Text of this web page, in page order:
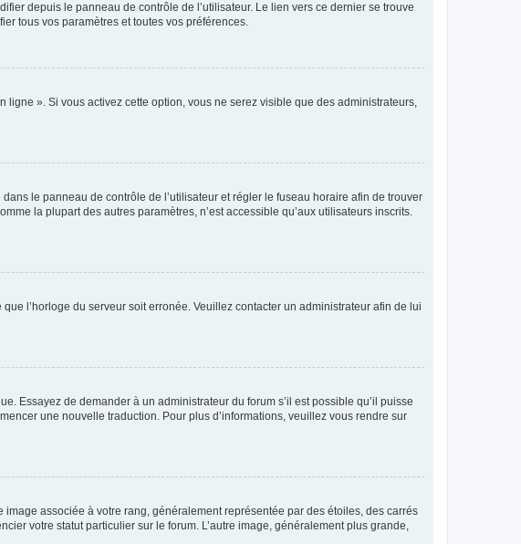
depuis le panneau de contrôle de l’utilisateur. Le lien vers ce dernier se trouve
tous vos paramètres et toutes vos préférences.
». Si vous activez cette option, vous ne serez visible que des administrateurs,
le panneau de contrôle de l’utilisateur et régler le fuseau horaire afin de trouver
la plupart des autres paramètres, n’est accessible qu’aux utilisateurs inscrits.
l’horloge du serveur soit erronée. Veuillez contacter un administrateur afin de lui
Essayez de demander à un administrateur du forum s’il est possible qu’il puisse
une nouvelle traduction. Pour plus d’informations, veuillez vous rendre sur
associée à votre rang, généralement représentée par des étoiles, des carrés
votre statut particulier sur le forum. L’autre image, généralement plus grande,